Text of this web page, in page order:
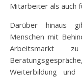
Mitarbeiter als auch
Darüber hinaus
Menschen mit
Arbeitsmarkt
Weiterbildung